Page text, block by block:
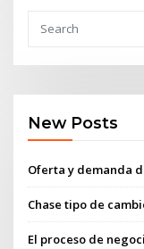
New Posts
Oferta y demanda
Chase tipo de
El proceso de